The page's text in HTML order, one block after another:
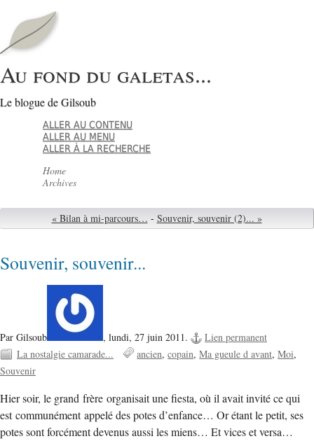
Au fond du galetas...
Le blogue de Gilsoub
ALLER AU CONTENU
ALLER AU MENU
ALLER À LA RECHERCHE
Home
Archives
« Bilan à mi-parcours… - Souvenir, souvenir (2)... »
Souvenir, souvenir...
Par Gilsoub , lundi, 27 juin 2011.
Lien permanent
La nostalgie camarade...
ancien copain Ma gueule d avant Moi
Souvenir
Hier soir, le grand frère organisait une fiesta, où il avait invité ce qui
est communément appelé des potes d’enfance… Or étant le petit, ses
potes sont forcément devenus aussi les miens… Et vices et versa…